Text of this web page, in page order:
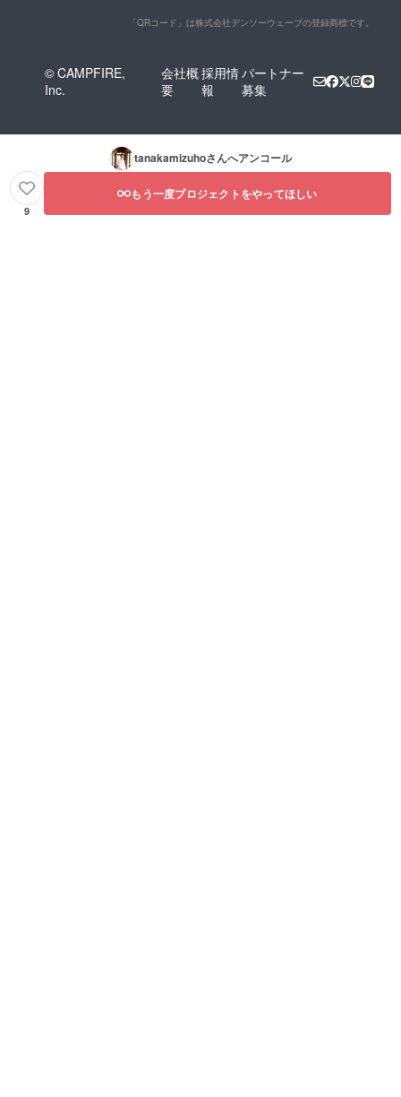
「QRコード」は株式会社デンソーウェーブの登録商標です。
© CAMPFIRE,
Inc.
会社概
要
採用情
報
パートナー
募集
tanakamizuhoさんへアンコール
9
もう一度プロジェクトをやってほしい